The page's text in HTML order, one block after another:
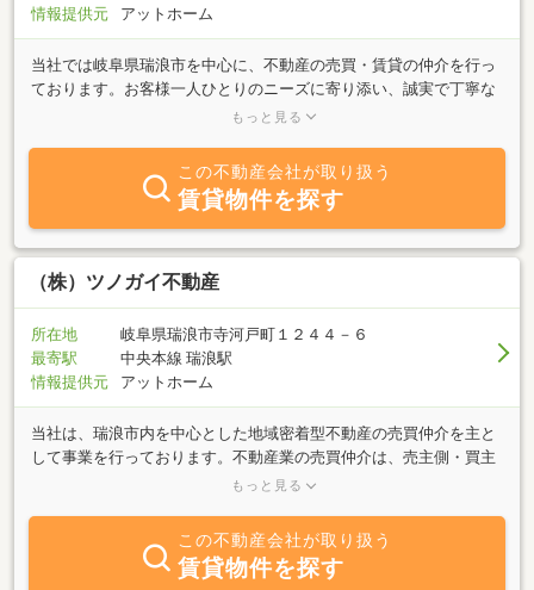
情報提供元
アットホーム
当社では岐阜県瑞浪市を中心に、不動産の売買・賃貸の仲介を行っ
ております。お客様一人ひとりのニーズに寄り添い、誠実で丁寧な
対応を心がけ、理想の物件との出会いを全力でサポートいたしま
もアドバイスをさせて頂きます。◆物件の種類について・新築か中
古か、マンションか一戸建てか、購入か賃貸か自分に最適な選択が
分からない。◆費用について・物件を購入する場合、借りる場合の
契約時や毎月かかる費用が分からない。◆予算の設定について・自
分の収入や生活費を考慮し、どれくらいの予算で購入するべきか。
◆住宅ローンの選択について・金利タイプ（固定金利、変動金利）
合性について・家族構成の変化や転勤の可能性など、将来のライフ
スタイルとの適合性。◆物件の立地について・通勤・通学の利便
性、周辺環境（治安、生活施設の有無）、地価の動向など。皆様と
もっと見る
この不動産会社が取り扱う
賃貸物件を探す
（株）ツノガイ不動産
所在地
岐阜県瑞浪市寺河戸町１２４４－６
最寄駅
中央本線 瑞浪駅
情報提供元
アットホーム
当社は、瑞浪市内を中心とした地域密着型不動産の売買仲介を主と
して事業を行っております。不動産業の売買仲介は、売主側・買主
側の立場が相反いたします。双方納得できるよう調整役が私たちの
おります。また、瑞浪駅周辺の駐車場の管理業務・仲介業務・テナ
ント物件の仲介業務及び、自社物件の賃貸マンションの入居者の斡
旋業務などを行っております。瑞浪市内の不動産は、当社へご相談
もっと見る
この不動産会社が取り扱う
賃貸物件を探す